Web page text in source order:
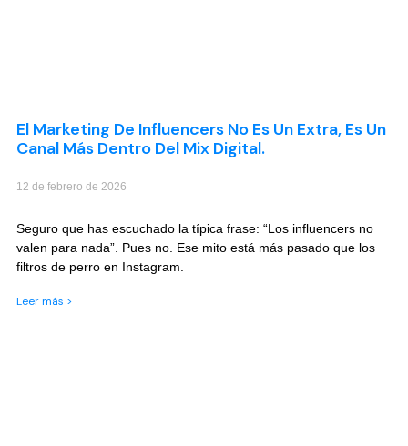
El Marketing De Influencers No Es Un Extra, Es Un
Canal Más Dentro Del Mix Digital.
12 de febrero de 2026
Seguro que has escuchado la típica frase: “Los influencers no
valen para nada”. Pues no. Ese mito está más pasado que los
filtros de perro en Instagram.
Leer más >